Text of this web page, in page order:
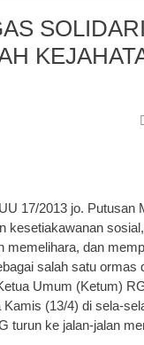
17/2013 jo. Putusan
kesetiakawanan
memelihara, dan
salah satu ormas
Umum (Ketum)
(13/4) di sela-
turun ke jalan-jalan